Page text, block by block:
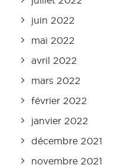
juin 2022
mai 2022
avril 2022
mars 2022
février 2022
janvier 2022
décembre 2021
novembre 2021